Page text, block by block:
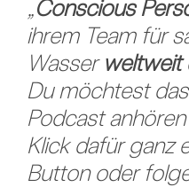
„Conscious
ihrem Team für
Wasserweltweit
Du möchtest
Podcast
Klick dafür ganz
Button oder